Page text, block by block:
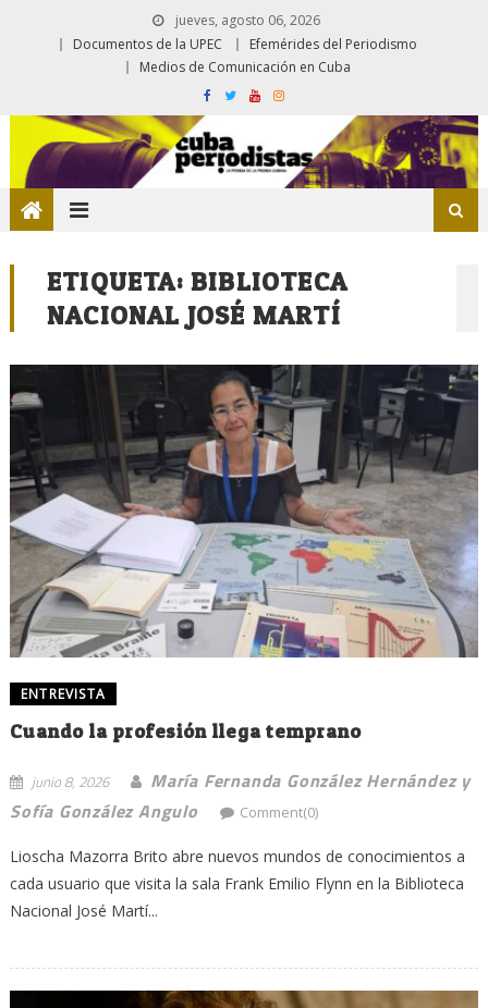
jueves, agosto 06, 2026
Documentos de la UPEC
Efemérides del Periodismo
Medios de Comunicación en Cuba
ETIQUETA: BIBLIOTECA
NACIONAL JOSÉ MARTÍ
ENTREVISTA
Cuando la profesión llega temprano
junio 8, 2026
María Fernanda González Hernández y
Sofía González Angulo
Comment(0)
Lioscha Mazorra Brito abre nuevos mundos de conocimientos a
cada usuario que visita la sala Frank Emilio Flynn en la Biblioteca
Nacional José Martí...